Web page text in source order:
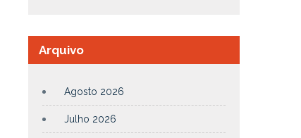
Arquivo
Agosto 2026
Julho 2026